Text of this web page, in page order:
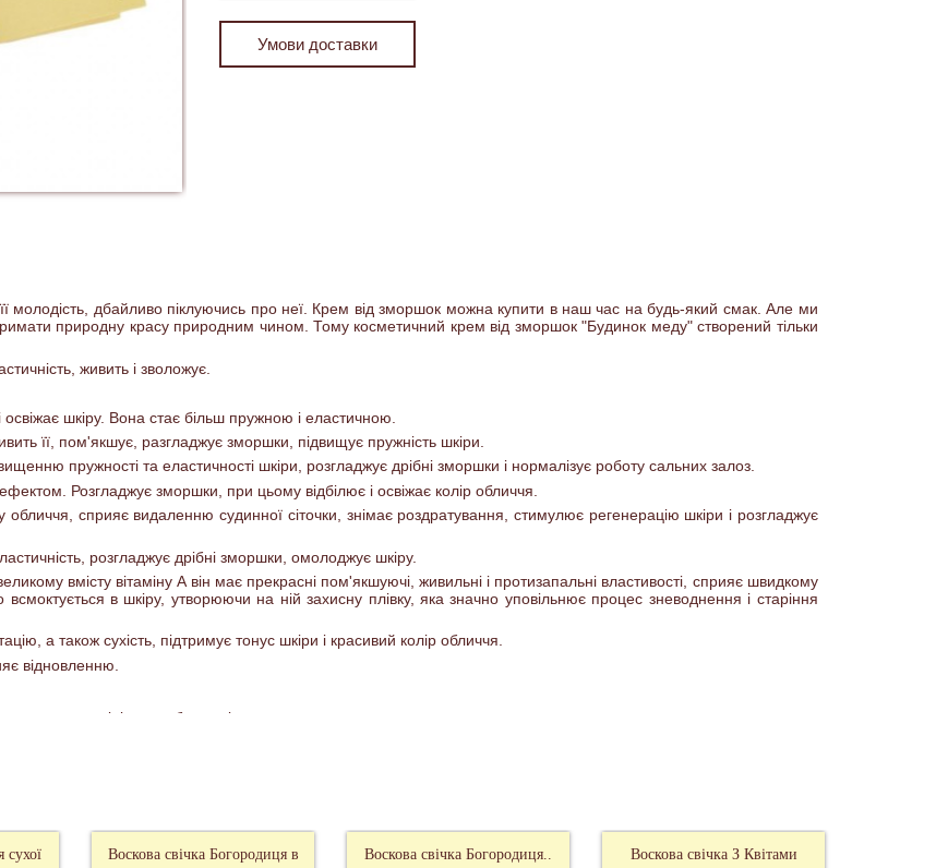
Умови доставки
молодість, дбайливо піклуючись про неї. Крем від зморшок можна купити в наш час на будь-який смак. Але ми
природну красу природним чином. Тому косметичний крем від зморшок "Будинок меду" створений тільки
живить і зволожує.
шкіру. Вона стає більш пружною і еластичною.
її, пом'якшує, разгладжує зморшки, підвищує пружність шкіри.
пружності та еластичності шкіри, розгладжує дрібні зморшки і нормалізує роботу сальних залоз.
Розгладжує зморшки, при цьому відбілює і освіжає колір обличчя.
обличчя, сприяє видаленню судинної сіточки, знімає роздратування, стимулює регенерацію шкіри і розгладжує
розгладжує дрібні зморшки, омолоджує шкіру.
вмісту вітаміну А він має прекрасні пом'якшуючі, живильні і протизапальні властивості, сприяє швидкому
в шкіру, утворюючи на ній захисну плівку, яка значно уповільнює процес зневоднення і старіння
а також сухість, підтримує тонус шкіри і красивий колір обличчя.
відновленню.
масажних лініях на обличчя і зону декольте.
підживити і підтримати її чудовими корисними природними компонентами - купити натуральний
і отримувати задоволення, дивлячись на своє відображення в дзеркалі!
сухої
Воскова свічка Богородиця в
Воскова свічка Богородиця..
Воскова свічка З Квітами